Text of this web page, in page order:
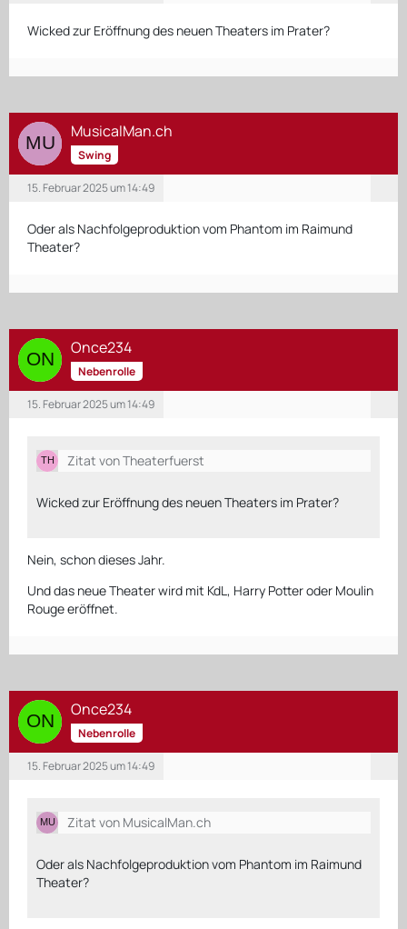
Wicked zur Eröffnung des neuen Theaters im Prater?
MusicalMan.ch
Swing
15. Februar 2025 um 14:49
Oder als Nachfolgeproduktion vom Phantom im Raimund
Theater?
Once234
Nebenrolle
15. Februar 2025 um 14:49
Zitat von Theaterfuerst
Wicked zur Eröffnung des neuen Theaters im Prater?
Nein, schon dieses Jahr.
Und das neue Theater wird mit KdL, Harry Potter oder Moulin
Rouge eröffnet.
Once234
Nebenrolle
15. Februar 2025 um 14:49
Zitat von MusicalMan.ch
Oder als Nachfolgeproduktion vom Phantom im Raimund
Theater?